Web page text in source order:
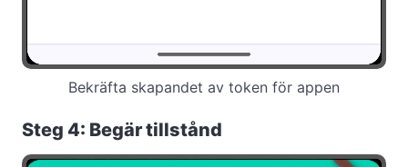
Bekräfta skapandet av token för appen
Steg 4: Begär tillstånd